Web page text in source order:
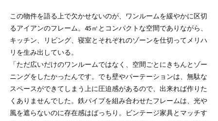
この物件を語る上で欠かせないのが、ワンルームを緩やかに区切
るアイアンのフレーム。45㎡とコンパクトな空間でありながら、
キッチン、リビング、寝室とそれぞれのゾーンを仕切ってメリハ
リを生み出している。
「ただ広いだけのワンルームではなく、空間ごとにきちんとゾー
ニングをしたかったんです。でも壁やパーテーションは、無駄な
スペースができてしまう上に圧迫感があるので、出来れば作りた
くありませんでした。鉄パイプを組み合わせたフレームは、光や
風を遮らないのに存在感はばっちり。ビンテージ家具とマッチす